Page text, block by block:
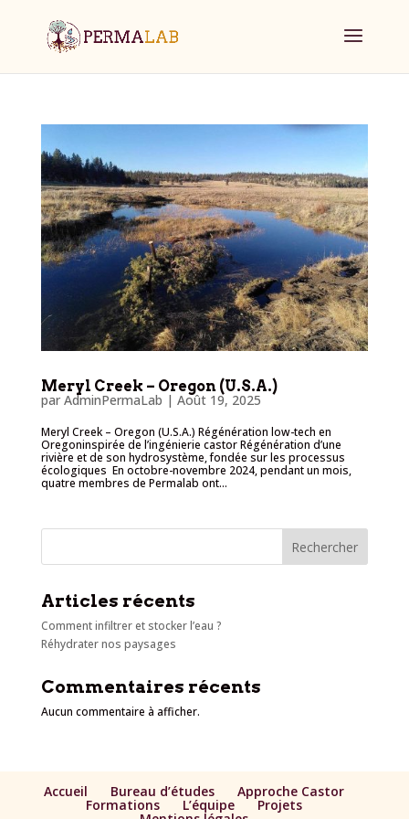
Meryl Creek – Oregon (U.S.A.)
par AdminPermaLab | Août 19, 2025
Meryl Creek – Oregon (U.S.A.) Régénération low-tech en
Oregoninspirée de l’ingénierie castor Régénération d’une
rivière et de son hydrosystème, fondée sur les processus
écologiques En octobre-novembre 2024, pendant un mois,
quatre membres de Permalab ont...
Rechercher
Articles récents
Comment infiltrer et stocker l’eau ?
Réhydrater nos paysages
Commentaires récents
Aucun commentaire à afficher.
Accueil Bureau d’études Approche Castor
Formations L’équipe Projets